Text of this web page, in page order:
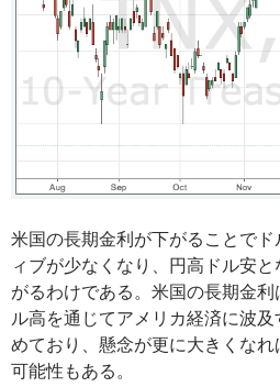
米国の長期金利が下がることで
ィブが少なくなり、円高ドル安
がるわけである。米国の長期金
ル高を通じてアメリカ経済に波
めており、懸念が更に大きくな
可能性もある。